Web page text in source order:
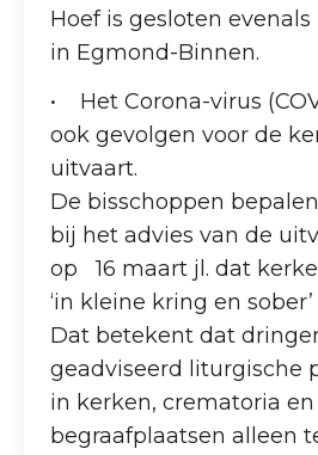
Hoef is gesloten
in Egmond-Binnen.
• Het Corona-virus
ook gevolgen voor de
uitvaart.
De bisschoppen
bij het advies van de
op 16 maart jl. dat
‘in kleine kring en
Dat betekent dat
geadviseerd liturgische
in kerken, crematoria en
begraafplaatsen alleen